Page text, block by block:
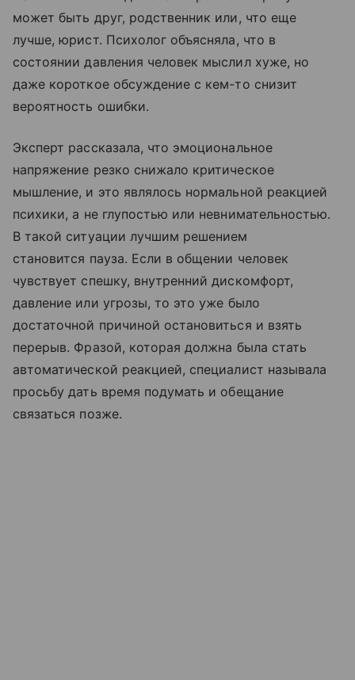
может быть друг, родственник или, что еще
лучше, юрист. Психолог объясняла, что в
состоянии давления человек мыслил хуже, но
даже короткое обсуждение с кем-то снизит
вероятность ошибки.
Эксперт рассказала, что эмоциональное
напряжение резко снижало критическое
мышление, и это являлось нормальной реакцией
психики, а не глупостью или невнимательностью.
В такой ситуации лучшим решением
становится пауза. Если в общении человек
чувствует спешку, внутренний дискомфорт,
давление или угрозы, то это уже было
достаточной причиной остановиться и взять
перерыв. Фразой, которая должна была стать
автоматической реакцией, специалист называла
просьбу дать время подумать и обещание
связаться позже.